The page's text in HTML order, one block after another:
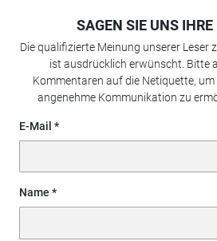
SAGEN SIE UNS
Die qualifizierte Meinung unserer Leser
ist ausdrücklich erwünscht. Bitte
Kommentaren auf die Netiquette, um
angenehme Kommunikation zu
E-Mail
Name